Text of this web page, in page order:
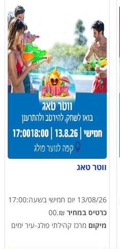
ווטר טאג
13/08/26 יום חמישי בשעה:17:00
כרטיס במחיר₪.00
מיקום מרכז קהילתי פולג-עיר ימים